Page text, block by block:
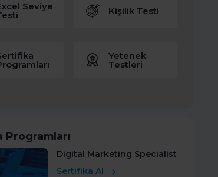
Seviye Kişilik Testi
Yetenek
Testleri
Programları
Digital Marketing Specialist
Sertifika Al